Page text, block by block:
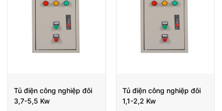
Tủ điện công nghiệp đôi
3,7-5,5 Kw
Tủ điện công nghiệp đôi
1,1-2,2 Kw